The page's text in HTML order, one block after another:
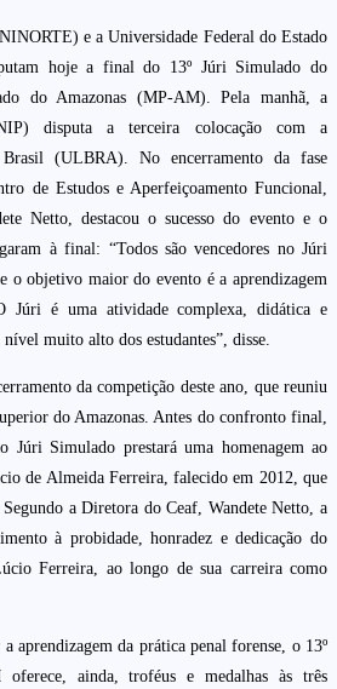
e a Universidade Federal do Estado
hoje a final do 13º Júri Simulado do
do Amazonas (MP-AM). Pela manhã, a
disputa a terceira colocação com a
(ULBRA). No encerramento da fase
de Estudos e Aperfeiçoamento Funcional,
Netto, destacou o sucesso do evento e o
à final: “Todos são vencedores no Júri
o objetivo maior do evento é a aprendizagem
Júri é uma atividade complexa, didática e
muito alto dos estudantes”, disse.
da competição deste ano, que reuniu
do Amazonas. Antes do confronto final,
Júri Simulado prestará uma homenagem ao
de Almeida Ferreira, falecido em 2012, que
a Diretora do Ceaf, Wandete Netto, a
à probidade, honradez e dedicação do
Ferreira, ao longo de sua carreira como
aprendizagem da prática penal forense, o 13º
ainda, troféus e medalhas às três